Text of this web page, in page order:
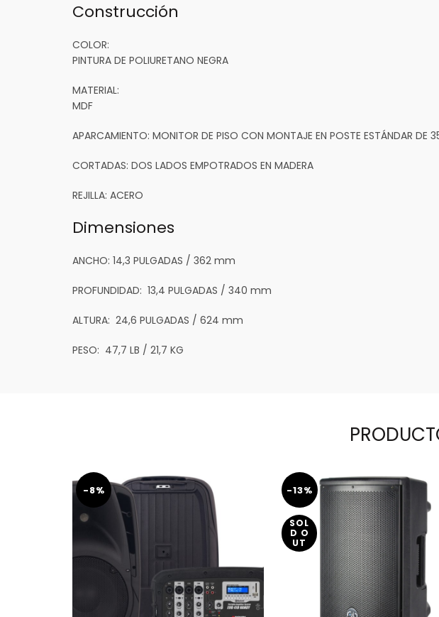
Construcción
COLOR:
PINTURA DE POLIURETANO NEGRA
MATERIAL:
MDF
APARCAMIENTO: MONITOR DE PISO CON MONTAJE EN POSTE ESTÁNDAR DE
CORTADAS: DOS LADOS EMPOTRADOS EN MADERA
REJILLA: ACERO
Dimensiones
ANCHO: 14,3 PULGADAS / 362 mm
PROFUNDIDAD: 13,4 PULGADAS / 340 mm
ALTURA: 24,6 PULGADAS / 624 mm
PESO: 47,7 LB / 21,7 KG
-8% -13%
SOL
D O
UT